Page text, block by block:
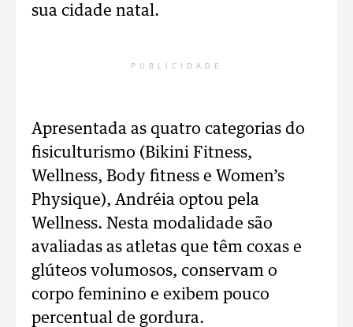
sua cidade natal.
PUBLICIDADE
Apresentada as quatro categorias do
fisiculturismo (Bikini Fitness,
Wellness, Body fitness e Women’s
Physique), Andréia optou pela
Wellness. Nesta modalidade são
avaliadas as atletas que têm coxas e
glúteos volumosos, conservam o
corpo feminino e exibem pouco
percentual de gordura.